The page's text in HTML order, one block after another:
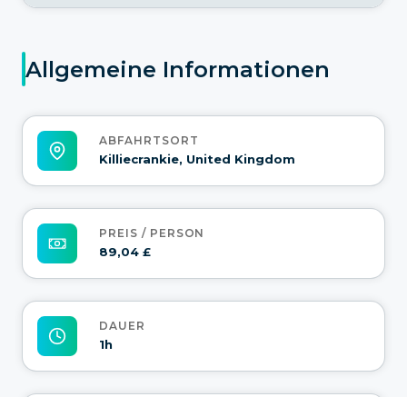
Allgemeine Informationen
ABFAHRTSORT
Killiecrankie, United Kingdom
PREIS / PERSON
89,04 £
DAUER
1h